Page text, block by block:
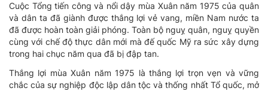
Cuộc Tổng tiến công và nổi dậy mùa Xuân năm 1975 của quân
và dân ta đã giành được thắng lợi vẻ vang, miền Nam nước ta
đã được hoàn toàn giải phóng. Toàn bộ nguỵ quân, nguỵ quyền
cùng với chế độ thực dân mới mà đế quốc Mỹ ra sức xây dựng
trong hai chục năm qua đã bị đập tan.
Thắng lợi mùa Xuân năm 1975 là thắng lợi trọn vẹn và vững
chắc của sự nghiệp độc lập dân tộc và thống nhất Tổ quốc, mở